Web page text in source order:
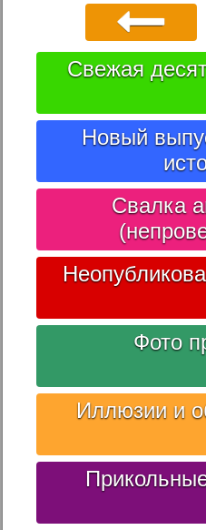
Свежая
Новый
Свалка
Фото
Иллюзии и